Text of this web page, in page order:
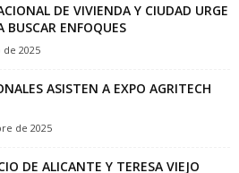
DE VIVIENDA Y CIUDAD URGE
ENFOQUES
2025
ASISTEN A EXPO AGRITECH
de 2025
DE ALICANTE Y TERESA VIEJO